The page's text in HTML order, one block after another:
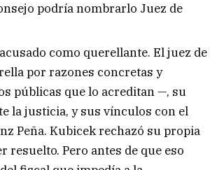
podría nombrarlo Juez de
como querellante. El juez de
por razones concretas y
públicas que lo acreditan —, su
la justicia, y sus vínculos con el
Peña. Kubicek rechazó su propia
resuelto. Pero antes de que eso